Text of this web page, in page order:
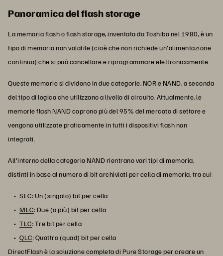
Panoramica del flash storage
La memoria flash o flash storage, inventata da Toshiba nel 1980, è un
tipo di memoria non volatile (cioè che non richiede un'alimentazione
continua) che si può cancellare e riprogrammare elettronicamente.
Queste memorie si dividono in due categorie, NOR e NAND, a seconda
del tipo di logica che utilizzano a livello di circuito. Attualmente, le
memorie flash NAND coprono più del 95% del mercato di settore e
vengono utilizzate praticamente in tutti i dispositivi flash non
integrati.
All'interno della categoria NAND rientrano vari tipi di memoria,
distinti in base al numero di bit archiviati per cella di memoria, tra cui:
SLC: Un (singolo) bit per cella
MLC: Due (o più) bit per cella
TLC: Tre bit per cella
QLC: Quattro (quad) bit per cella
DirectFlash è la soluzione completa di Pure Storage per creare un